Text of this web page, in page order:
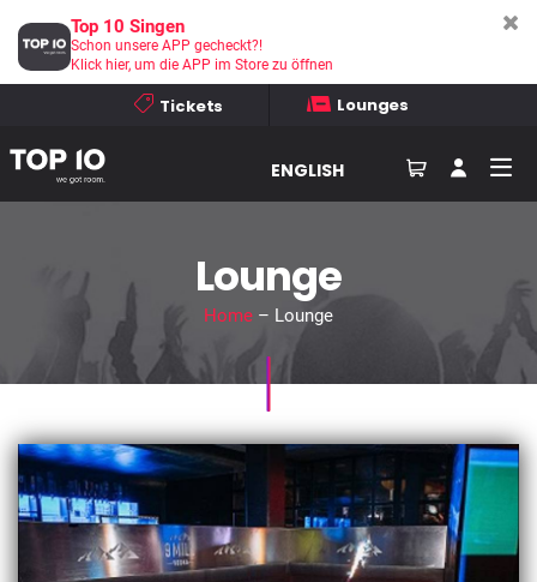
Tickets Lounges
ENGLISH
Lounge
Home– Lounge
Top 10 Singen
Schon unsere APP gecheckt?!
Klick hier, um die APP im Store zu öffnen